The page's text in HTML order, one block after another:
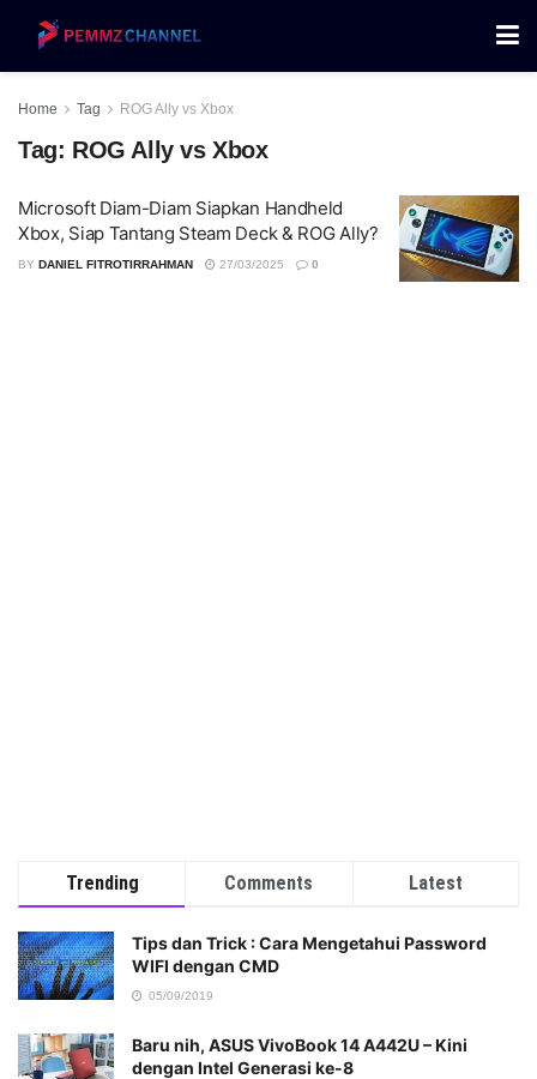
Home Tag ROG Ally vs Xbox
Tag: ROG Ally vs Xbox
Microsoft Diam-Diam Siapkan Handheld
Xbox, Siap Tantang Steam Deck & ROG Ally?
BY DANIEL FITROTIRRAHMAN 27/03/2025 0
Trending Comments Latest
Tips dan Trick : Cara Mengetahui Password
WIFI dengan CMD
05/09/2019
Baru nih, ASUS VivoBook 14 A442U – Kini
dengan Intel Generasi ke-8